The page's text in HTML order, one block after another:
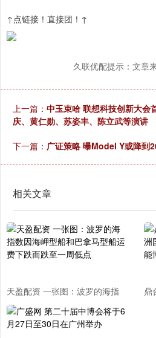
↑点链接！直接团！↑
久联优配提示：文章
上一篇： 中玉束哈 联想科技创新大会
庆、黄仁勋、苏姿丰、陈立武等演讲
下一篇： 广证策略 曝Model Y或降到
相关文章
天盈配资 一张图：波罗的海指
数因海岬型船和巴拿马型船运费
下跌而跌至一周低点
鼎